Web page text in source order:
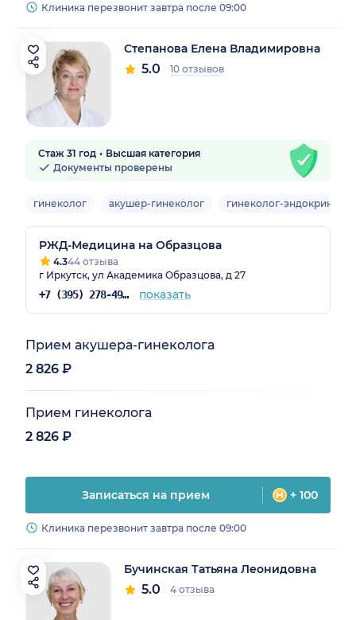
Клиника перезвонит завтра после 09:00
Степанова Елена Владимировна
5.0 10 отзывов
Стаж 31 год
Высшая категория
Документы проверены
гинеколог акушер-гинеколог гинеколог-эндокринолог
РЖД-Медицина на Образцова
4.344 отзыва
г Иркутск, ул Академика Образцова, д 27
+7 (395) 278-49-11 показать
Прием акушера-гинеколога
2 826 ₽
Прием гинеколога
2 826 ₽
Записаться на прием + 100
Клиника перезвонит завтра после 09:00
Бучинская Татьяна Леонидовна
5.0 4 отзыва